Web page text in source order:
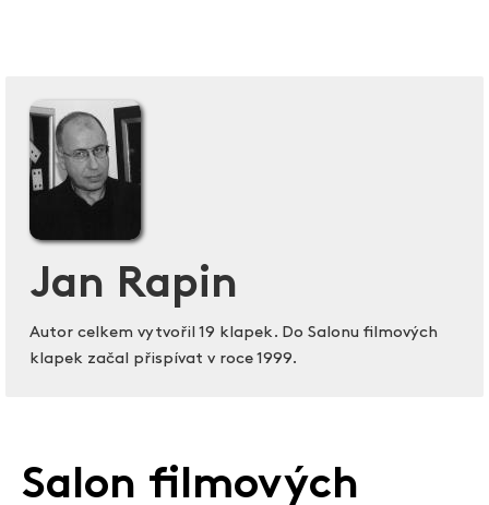
Jan Rapin
Autor celkem vytvořil 19 klapek. Do Salonu filmových
klapek začal přispívat v roce 1999.
Salon filmových